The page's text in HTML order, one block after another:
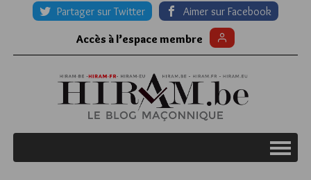
Partager sur Twitter Aimer sur Facebook
Accès à l’espace membre